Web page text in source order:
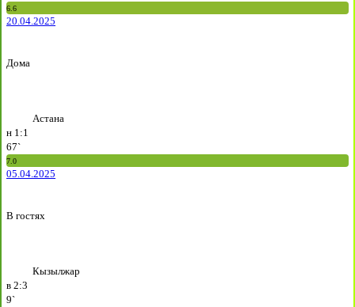
6.6
20.04.2025
Дома
Астана
н 1:1
67`
7.0
05.04.2025
В гостях
Кызылжар
в 2:3
9`